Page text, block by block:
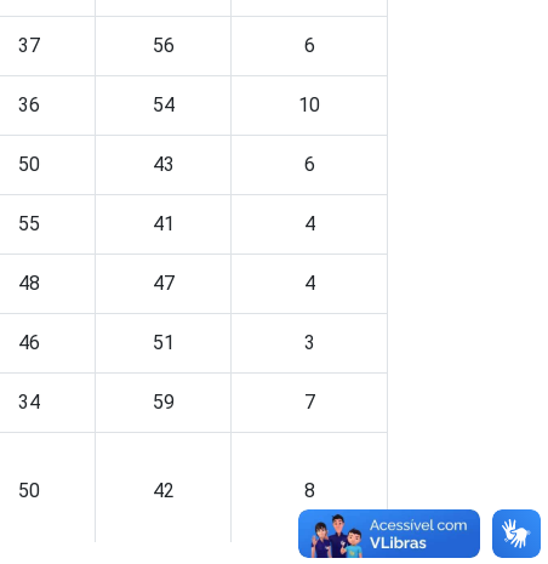
37 56 6
36 54 10
50 43 6
55 41 4
48 47 4
46 51 3
34 59 7
50 42 8